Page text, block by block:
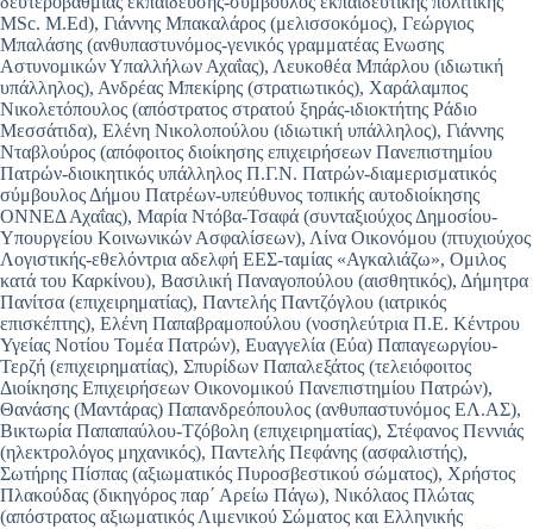
MSc. M.Ed), Γιάννης Μπακαλάρος (μελισσοκόμος), Γεώργιος
Μπαλάσης (ανθυπαστυνόμος-γενικός γραμματέας Ενωσης
Αστυνομικών Υπαλλήλων Αχαΐας), Λευκοθέα Μπάρλου (ιδιωτική
υπάλληλος), Ανδρέας Μπεκίρης (στρατιωτικός), Χαράλαμπος
Νικολετόπουλος (απόστρατος στρατού ξηράς-ιδιοκτήτης Ράδιο
Μεσσάτιδα), Ελένη Νικολοπούλου (ιδιωτική υπάλληλος), Γιάννης
Νταβλούρος (απόφοιτος διοίκησης επιχειρήσεων Πανεπιστημίου
Πατρών-διοικητικός υπάλληλος Π.Γ.Ν. Πατρών-διαμερισματικός
σύμβουλος Δήμου Πατρέων-υπεύθυνος τοπικής αυτοδιοίκησης
ΟΝΝΕΔ Αχαΐας), Μαρία Ντόβα-Τσαφά (συνταξιούχος Δημοσίου-
Υπουργείου Κοινωνικών Ασφαλίσεων), Λίνα Οικονόμου (πτυχιούχος
Λογιστικής-εθελόντρια αδελφή ΕΕΣ-ταμίας «Αγκαλιάζω», Ομιλος
κατά του Καρκίνου), Βασιλική Παναγοπούλου (αισθητικός), Δήμητρα
Πανίτσα (επιχειρηματίας), Παντελής Παντζόγλου (ιατρικός
επισκέπτης), Ελένη Παπαβραμοπούλου (νοσηλεύτρια Π.Ε. Κέντρου
Υγείας Νοτίου Τομέα Πατρών), Ευαγγελία (Εύα) Παπαγεωργίου-
Τερζή (επιχειρηματίας), Σπυρίδων Παπαλεξάτος (τελειόφοιτος
Διοίκησης Επιχειρήσεων Οικονομικού Πανεπιστημίου Πατρών),
Θανάσης (Μαντάρας) Παπανδρεόπουλος (ανθυπαστυνόμος ΕΛ.ΑΣ),
Βικτωρία Παπαπαύλου-Τζόβολη (επιχειρηματίας), Στέφανος Πεννιάς
(ηλεκτρολόγος μηχανικός), Παντελής Πεφάνης (ασφαλιστής),
Σωτήρης Πίσπας (αξιωματικός Πυροσβεστικού σώματος), Χρήστος
Πλακούδας (δικηγόρος παρ΄ Αρείω Πάγω), Νικόλαος Πλώτας
(απόστρατος αξιωματικός Λιμενικού Σώματος και Ελληνικής